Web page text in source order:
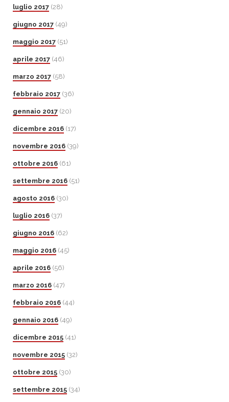
luglio 2017 (28)
giugno 2017 (49)
maggio 2017 (51)
aprile 2017 (46)
marzo 2017 (58)
febbraio 2017 (36)
gennaio 2017 (20)
dicembre 2016 (17)
novembre 2016 (39)
ottobre 2016 (61)
settembre 2016 (51)
agosto 2016 (30)
luglio 2016 (37)
giugno 2016 (62)
maggio 2016 (45)
aprile 2016 (56)
marzo 2016 (47)
febbraio 2016 (44)
gennaio 2016 (49)
dicembre 2015 (41)
novembre 2015 (32)
ottobre 2015 (30)
settembre 2015 (34)